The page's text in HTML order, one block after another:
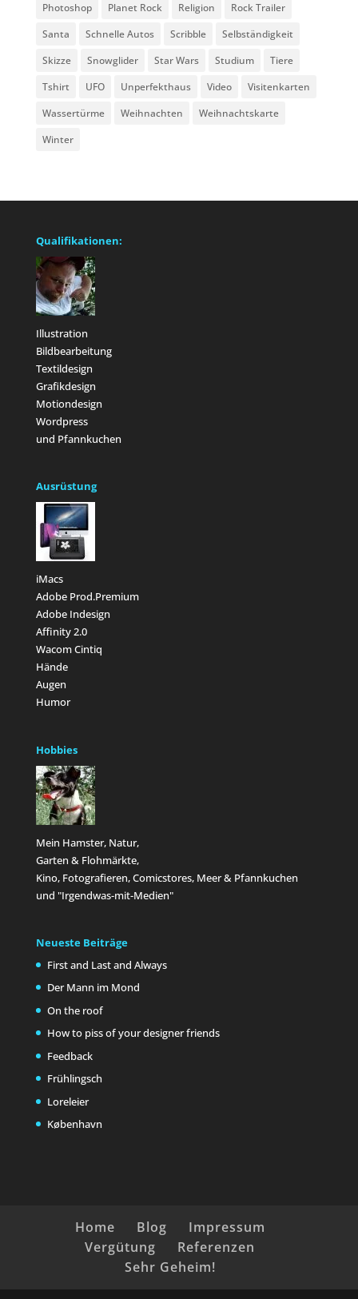
Photoshop
Planet Rock Religion
Rock Trailer
Santa
Schnelle Autos Scribble
Selbständigkeit
Skizze
Snowglider Star Wars Studium
Tiere
Tshirt
UFO Unperfekthaus Video
Visitenkarten
Wassertürme
Weihnachten
Weihnachtskarte
Winter
Qualifikationen:
Illustration
Bildbearbeitung
Textildesign
Grafikdesign
Motiondesign
Wordpress
und Pfannkuchen
Ausrüstung
iMacs
Adobe Prod.Premium
Adobe Indesign
Affinity 2.0
Wacom Cintiq
Hände
Augen
Humor
Hobbies
Mein Hamster, Natur,
Garten & Flohmärkte,
Kino, Fotografieren, Comicstores, Meer & Pfannkuchen
und "Irgendwas-mit-Medien"
Neueste Beiträge
First and Last and Always
Der Mann im Mond
On the roof
How to piss of your designer friends
Feedback
Frühlingsch
Loreleier
København
Home Blog
Impressum
Vergütung
Referenzen
Sehr Geheim!